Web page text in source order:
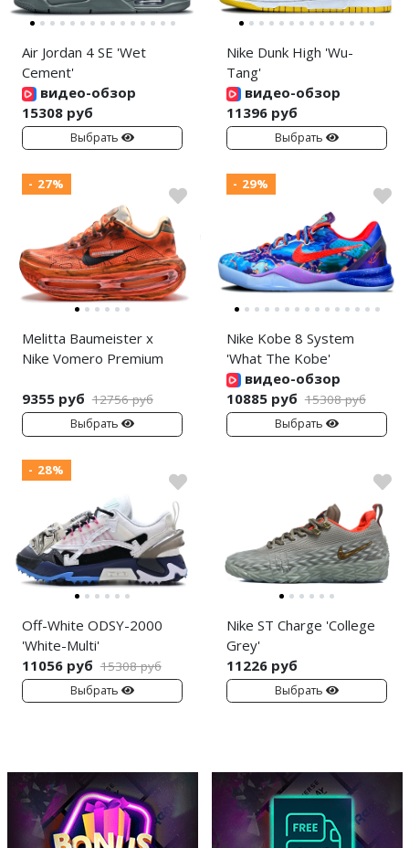
Air Jordan 4 SE 'Wet
Cement'
видео-обзор
15308 руб
Выбрать
Nike Dunk High 'Wu-
Tang'
видео-обзор
11396 руб
Выбрать
- 27%
Melitta Baumeister x
Nike Vomero Premium
9355 руб 12756 руб
Выбрать
- 29%
Nike Kobe 8 System
'What The Kobe'
видео-обзор
10885 руб 15308 руб
Выбрать
- 28%
Off-White ODSY-2000
'White-Multi'
11056 руб 15308 руб
Выбрать
Nike ST Charge 'College
Grey'
11226 руб
Выбрать